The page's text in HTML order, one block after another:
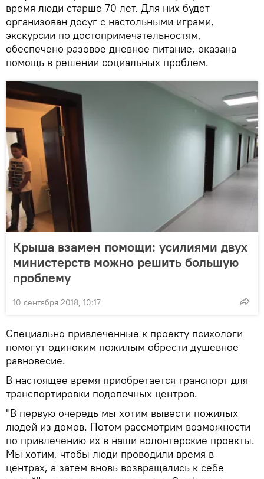
время люди старше 70 лет. Для них будет
организован досуг с настольными играми,
экскурсии по достопримечательностям,
обеспечено разовое дневное питание, оказана
помощь в решении социальных проблем.
Крыша взамен помощи: усилиями двух
министерств можно решить большую
проблему
10 сентября 2018, 10:17
Специально привлеченные к проекту психологи
помогут одиноким пожилым обрести душевное
равновесие.
В настоящее время приобретается транспорт для
транспортировки подопечных центров.
"В первую очередь мы хотим вывести пожилых
людей из домов. Потом рассмотрим возможности
по привлечению их в наши волонтерские проекты.
Мы хотим, чтобы люди проводили время в
центрах, а затем вновь возвращались к себе